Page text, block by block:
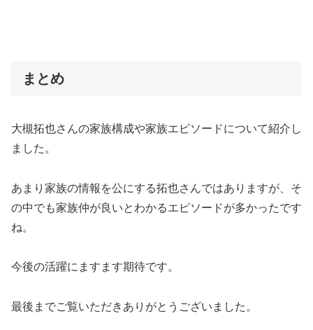
まとめ
大槻拓也さんの家族構成や家族エピソードについて紹介し
ました。
あまり家族の情報を公にする拓也さんではありますが、そ
の中でも家族仲が良いとわかるエピソードが多かったです
ね。
今後の活躍にますます期待です。
最後までご覧いただきありがとうございました。